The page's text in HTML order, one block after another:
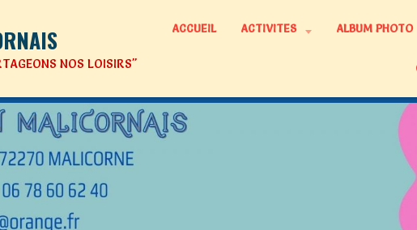
NOS LOISIRS"
ACCUEIL ACTIVITES ALBUM PHOTO